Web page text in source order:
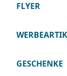
FLYER
GESCHENKE